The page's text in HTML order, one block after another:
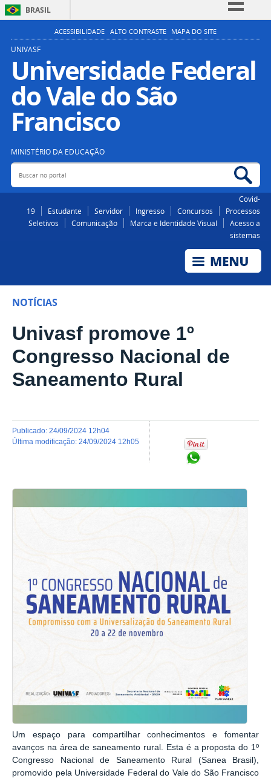
BRASIL
Simplifique!
Participe
Acesso à informação
Legislação
ACESSIBILIDADE ALTO CONTRASTE MAPA DO SITE
UNIVASF
Universidade Federal
do Vale do São
Francisco
MINISTÉRIO DA EDUCAÇÃO
Buscar no portal
Covid-
19
Estudante Servidor Ingresso Concursos
Processos
Seletivos
Comunicação Marca e Identidade Visual
Acesso a
sistemas
NOTÍCIAS
Univasf promove 1º
Congresso Nacional de
Saneamento Rural
publicado: 24/09/2024 12h04
última modificação: 24/09/2024 12h05
Um espaço para compartilhar conhecimentos e fomentar
avanços na área de saneamento rural. Esta é a proposta do 1º
Congresso Nacional de Saneamento Rural (Sanea Brasil),
promovido pela Universidade Federal do Vale do São Francisco